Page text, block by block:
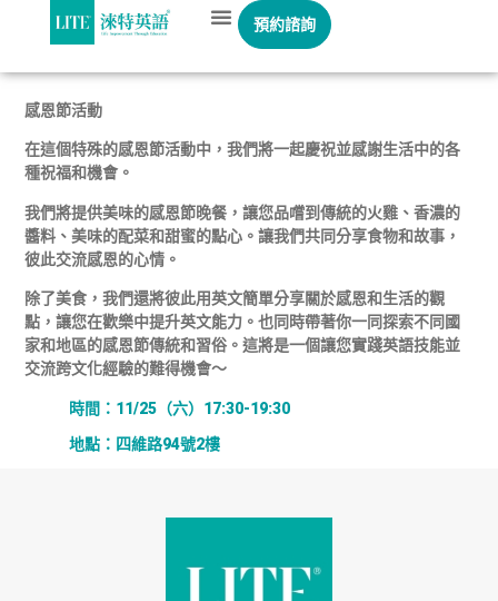
預約諮詢
感恩節活動
在這個特殊的感恩節活動中，我們將一起慶祝並感謝生活中的各
種祝福和機會。
我們將提供美味的感恩節晚餐，讓您品嚐到傳統的火雞、香濃的
醬料、美味的配菜和甜蜜的點心。讓我們共同分享食物和故事，
彼此交流感恩的心情。
除了美食，我們還將彼此用英文簡單分享關於感恩和生活的觀
點，讓您在歡樂中提升英文能力。也同時帶著你一同探索不同國
家和地區的感恩節傳統和習俗。這將是一個讓您實踐英語技能並
交流跨文化經驗的難得機會～
時間：11/25（六）17:30-19:30
地點：四維路94號2樓